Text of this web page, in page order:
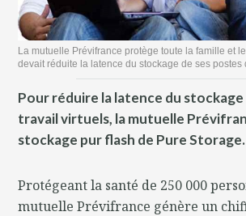
La mutuelle Prévifrance protège toute la famille et
devait réduite la latence du stockage de ses postes
Pour réduire la latence du
travail virtuels, la mutuelle
stockage pur flash de Pure Storage.
Protégeant la santé de 250 000
mutuelle Prévifrance génère un